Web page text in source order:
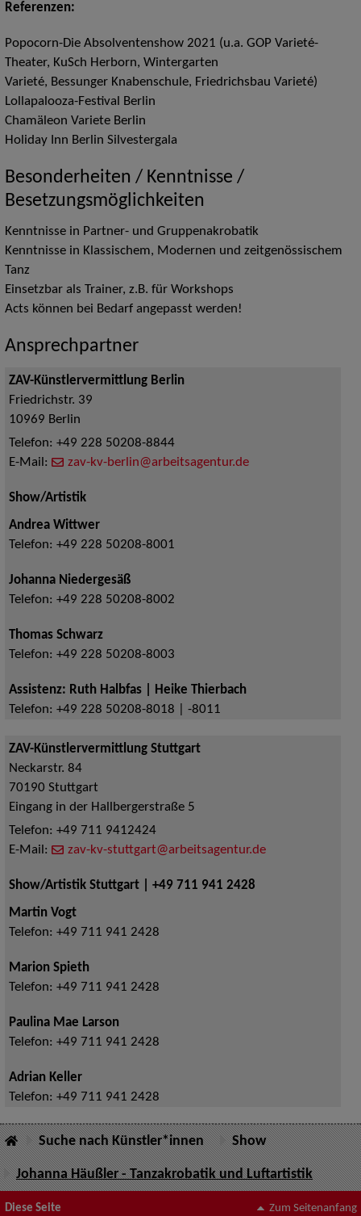
Referenzen:
Popocorn-Die Absolventenshow 2021 (u.a. GOP Varieté-
Theater, KuSch Herborn, Wintergarten
Varieté, Bessunger Knabenschule, Friedrichsbau Varieté)
Lollapalooza-Festival Berlin
Chamäleon Variete Berlin
Holiday Inn Berlin Silvestergala
Besonderheiten / Kenntnisse /
Besetzungsmöglichkeiten
Kenntnisse in Partner- und Gruppenakrobatik
Kenntnisse in Klassischem, Modernen und zeitgenössischem
Tanz
Einsetzbar als Trainer, z.B. für Workshops
Acts können bei Bedarf angepasst werden!
Ansprechpartner
ZAV-Künstlervermittlung Berlin
Friedrichstr. 39
10969 Berlin
Telefon: +49 228 50208-8844
E-Mail:
zav-kv-berlin@arbeitsagentur.de
Show/Artistik
Andrea Wittwer
Telefon: +49 228 50208-8001
Johanna Niedergesäß
Telefon: +49 228 50208-8002
Thomas Schwarz
Telefon: +49 228 50208-8003
Assistenz: Ruth Halbfas | Heike Thierbach
Telefon: +49 228 50208-8018 | -8011
ZAV-Künstlervermittlung Stuttgart
Neckarstr. 84
70190 Stuttgart
Eingang in der Hallbergerstraße 5
Telefon: +49 711 9412424
E-Mail:
zav-kv-stuttgart@arbeitsagentur.de
Show/Artistik Stuttgart | +49 711 941 2428
Martin Vogt
Telefon: +49 711 941 2428
Marion Spieth
Telefon: +49 711 941 2428
Paulina Mae Larson
Telefon: +49 711 941 2428
Adrian Keller
Telefon: +49 711 941 2428
Suche nach Künstler*innen Show
Johanna Häußler - Tanzakrobatik und Luftartistik
Diese Seite Zum Seitenanfang